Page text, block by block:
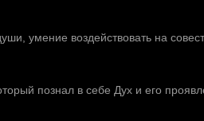
умение воздействовать на
познал в себе Дух и его